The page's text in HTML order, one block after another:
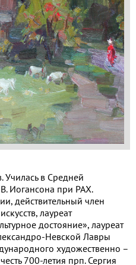
Училась в Средней
Иогансона при РАХ.
действительный член
лауреат
достояние», лауреат
Невской Лавры
художественно –
700-летия прп. Сергия